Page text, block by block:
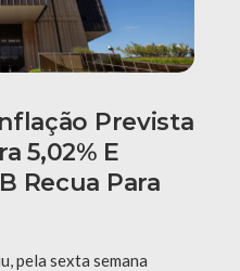
Prevista
5,02% E
Recua Para
pela sexta semana